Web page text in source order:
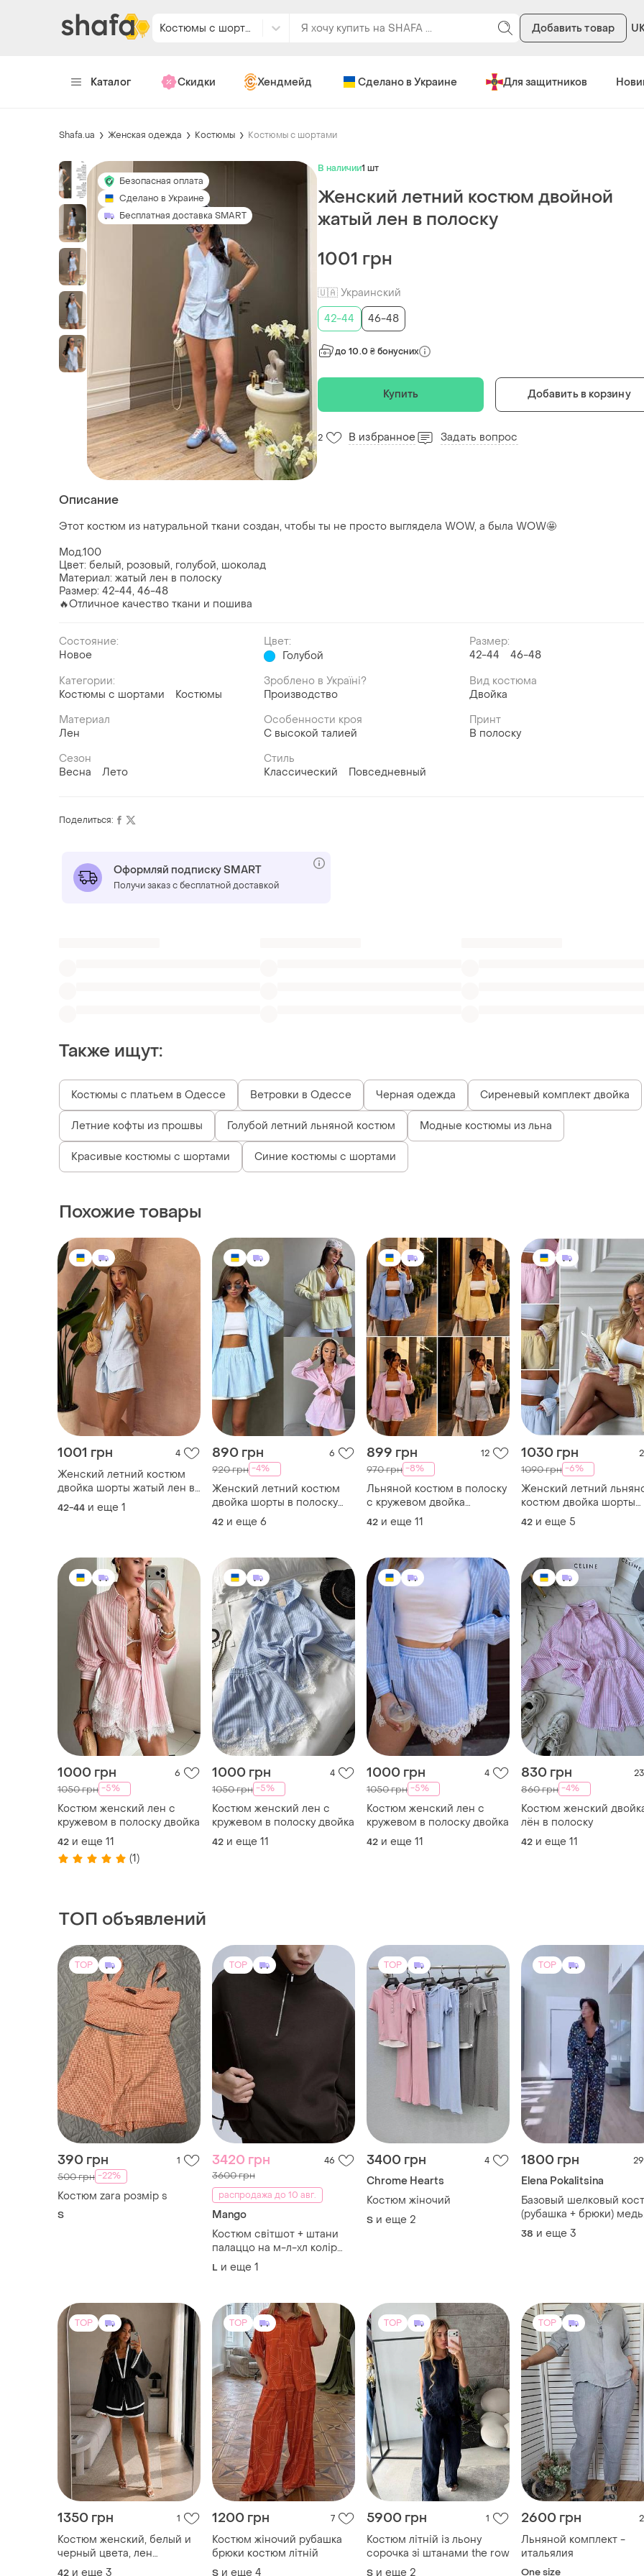
Костюмы с шортами Добавить товар
Каталог Скидки Хендмейд Сделано в Украине Для защитников
Shafa.ua Женская одежда Костюмы Костюмы с шортами
Безопасная оплата
Сделано в Украине
Бесплатная доставка SMART
В наличии1 шт
Женский летний костюм двойной
жатый лен в полоску
1001 грн
🇺🇦 Украинский
42-44
46-48
до 10.0 ₴ бонусних
Купить Добавить в корзину
2 В избранное Задать вопрос
Описание
Этот костюм из натуральной ткани создан, чтобы ты не просто выглядела WOW, а была WOW🤩
Мод.100
Цвет: белый, розовый, голубой, шоколад
Материал: жатый лен в полоску
Размер: 42-44, 46-48
🔥Отличное качество ткани и пошива
Состояние:
Новое
Цвет:
Голубой
Размер:
42-44
46-48
Категории:
Костюмы с шортами
Костюмы
Зроблено в Україні?
Производство
Вид костюма
Двойка
Материал
Лен
Особенности кроя
С высокой талией
Принт
В полоску
Сезон
Весна
Лето
Стиль
Классический
Повседневный
Поделиться:
Оформляй подписку SMART
Получи заказ с бесплатной доставкой
Похожие товары
1001 грн
Женский летний костюм
двойка шорты жатый лен в
полоску
42-44 и еще 1
890 грн 6
920 грн -4%
Женский летний костюм
двойка шорты в полоску
лен
42 и еще
899 грн 12
970 грн -8%
Льняной костюм в полоску
с кружевом двойка
рубашка шорты женский
летний легкий костюм с
шортами лен
42 и еще 11
1030 грн 2
1090 грн -6%
Женский летний
костюм двойка шорты
рубашка лен в полоску
кружевом
42 и еще 5
1000 грн 6
1050 грн -5%
Костюм женский лен с
кружевом в полоску двойка
и еще 11
(1)
1000 грн 4
1050 грн -5%
Костюм женский лен с
кружевом в полоску двойка
42 и еще 11
1000 грн 4
1050 грн -5%
Костюм женский лен с
кружевом в полоску двойка
42 и еще 11
830 грн 23
860 грн -4%
Костюм женский
лён в полоску
42 и еще 11
ТОП объявлений
TOP
390 грн 1
500 грн -22%
Костюм zara розмір s
S
TOP
3420 грн
3600 грн
распродажа до 10 авг.
Mango
Костюм світшот + штани
палаццо на м-л-хл колір
шоколад 🍫
TOP
3400 грн
Chrome Hearts
Костюм жіночий
и еще 2
TOP
1800 грн
Elena Pokalitsina
Базовый шелковый
(рубашка + брюки) медь
известной модельерки
elena pokalitsina dress
38 и еще 3
1350 грн
Костюм женский, белый и
черный цвета, лен
фактурный
и еще 3
TOP
1200 грн 7
Костюм жіночий рубашка
брюки костюм літній
S и еще 4
TOP
5900 грн 1
Костюм літній із льону
сорочка зі штанами the row
S и еще 2
TOP
2600 грн 2
Льняной комплект -
итальялия
One size